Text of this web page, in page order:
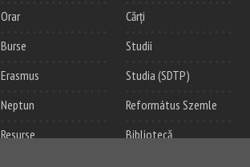
Orar
Burse
Erasmus
Neptun
Resurse
Cărți
Studii
Studia (SDTP)
Református Szemle
Bibliotecă